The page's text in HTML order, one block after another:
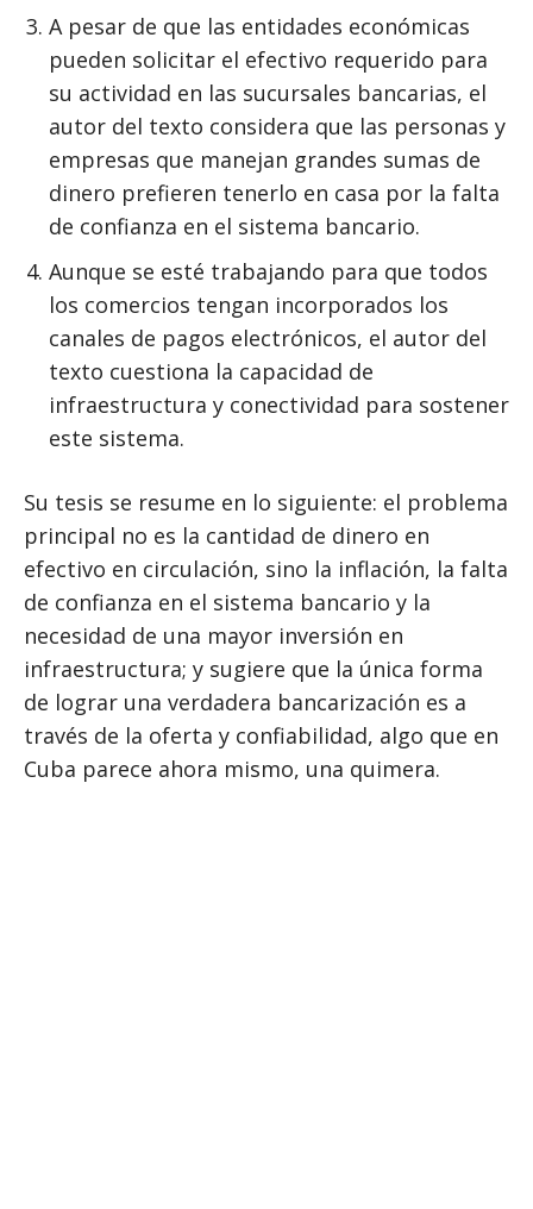
A pesar de que las entidades económicas
pueden solicitar el efectivo requerido para
su actividad en las sucursales bancarias, el
autor del texto considera que las personas y
empresas que manejan grandes sumas de
dinero prefieren tenerlo en casa por la falta
de confianza en el sistema bancario.
Aunque se esté trabajando para que todos
los comercios tengan incorporados los
canales de pagos electrónicos, el autor del
texto cuestiona la capacidad de
infraestructura y conectividad para sostener
este sistema.
Su tesis se resume en lo siguiente: el problema
principal no es la cantidad de dinero en
efectivo en circulación, sino la inflación, la falta
de confianza en el sistema bancario y la
necesidad de una mayor inversión en
infraestructura; y sugiere que la única forma
de lograr una verdadera bancarización es a
través de la oferta y confiabilidad, algo que en
Cuba parece ahora mismo, una quimera.